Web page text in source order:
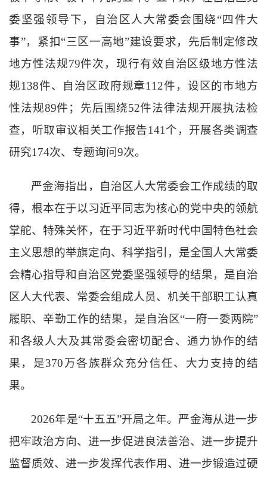
委坚强领导下，自治区人大常委会围绕“四件大
事”，紧扣“三区一高地”建设要求，先后制定修改
地方性法规79件次，现行有效自治区级地方性法
规138件、自治区政府规章112件，设区的市地方
性法规89件；先后围绕52件法律法规开展执法检
查，听取审议相关工作报告141个，开展各类调查
研究174次、专题询问9次。
严金海指出，自治区人大常委会工作成绩的取
得，根本在于以习近平同志为核心的党中央的领航
掌舵、特殊关怀，在于习近平新时代中国特色社会
主义思想的举旗定向、科学指引，是全国人大常委
会精心指导和自治区党委坚强领导的结果，是自治
区人大代表、常委会组成人员、机关干部职工认真
履职、辛勤工作的结果，是自治区“一府一委两院”
和各级人大及其常委会密切配合、通力协作的结
果，是370万各族群众充分信任、大力支持的结
果。
2026年是“十五五”开局之年。严金海从进一步
把牢政治方向、进一步促进良法善治、进一步提升
监督质效、进一步发挥代表作用、进一步锻造过硬